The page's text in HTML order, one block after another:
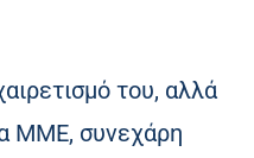
του, αλλά
ΜΜΕ, συνεχάρη